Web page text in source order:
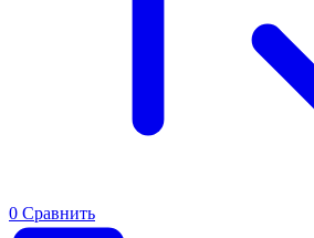
0 Сравнить